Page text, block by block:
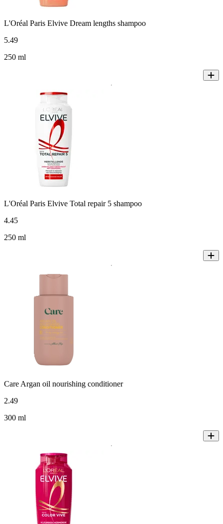
L'Oréal Paris Elvive Dream lengths shampoo
5.49
250 ml
L'Oréal Paris Elvive Total repair 5 shampoo
4.45
250 ml
Care Argan oil nourishing conditioner
2.49
300 ml